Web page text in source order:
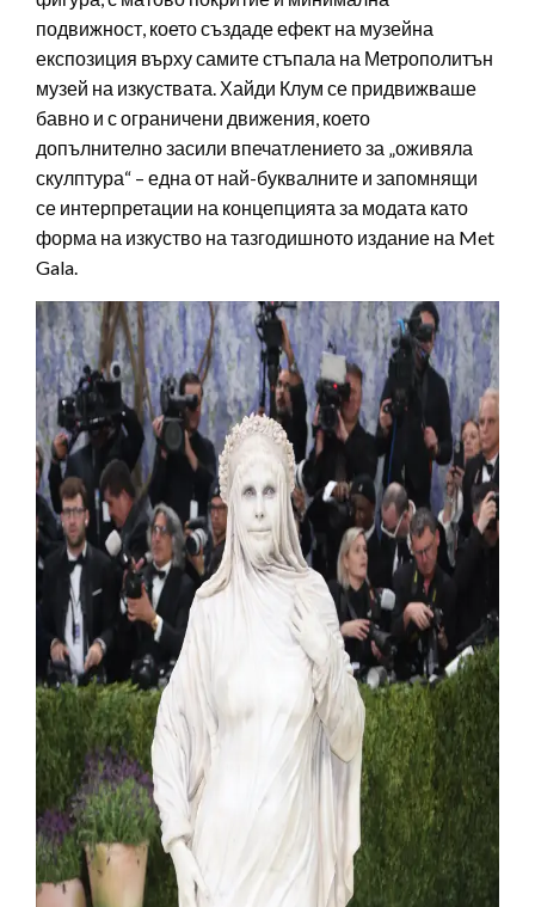
подвижност, което създаде ефект на музейна
експозиция върху самите стъпала на Метрополитън
музей на изкуствата. Хайди Клум се придвижваше
бавно и с ограничени движения, което
допълнително засили впечатлението за „оживяла
скулптура“ – една от най-буквалните и запомнящи
се интерпретации на концепцията за модата като
форма на изкуство на тазгодишното издание на Met
Gala.